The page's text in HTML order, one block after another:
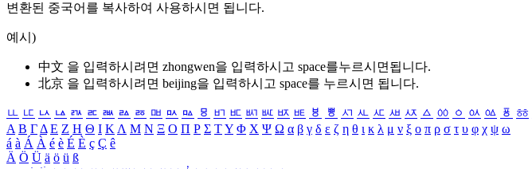
변환된 중국어를 복사하여 사용하시면 됩니다.
예시)
中文 을 입력하시려면 zhongwen을 입력하시고 space를누르시면됩니다.
北京 을 입력하시려면 beijing을 입력하시고 space를 누르시면 됩니다.
ㅥ ㅦ ㅧ ㅨ ㅩ ㅪ ㅫ ㅬ ㅭ ㅮ ㅯ ㅰ ㅱ ㅲ ㅳ ㅴ ㅵ ㅶ ㅷ ㅸ ㅹ ㅺ ㅻ ㅼ ㅽ ㅾ ㅿ ㆀ ㆁ ㆂ ㆃ ㆄ ㆅ
Α Β ΓΔ Ε Ζ Η Θ Ι ΚΛ Μ Ν Ξ Ο Π Ρ Σ ΤΥ Φ Χ Ψ Ω α β γ δ ε ζ η θ ι κ λ μ ν ξ ο π ρ σ τ υ φ χ ψ ω
á à Á À é è É È ç Ç ê
Ä Ö Ü ä ö ü ß